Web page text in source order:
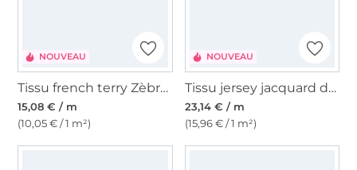
NOUVEAU
Tissu french terry Zèbre, lilas
15,08 € / m
(10,05 € / 1 m²)
NOUVEAU
Tissu jersey jacquard dots, noir
23,14 € / m
(15,96 € / 1 m²)